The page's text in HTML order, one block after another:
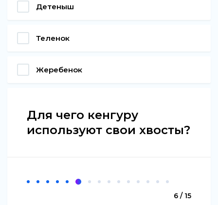
Детеныш
Теленок
Жеребенок
Для чего кенгуру
используют свои хвосты?
6 / 15